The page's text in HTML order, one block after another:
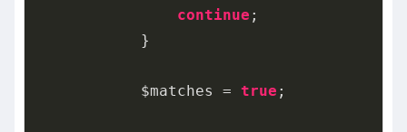
continue ;
            }
            $matches =
true ;